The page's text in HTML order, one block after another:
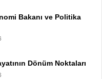
Bakanı ve Politika
Dönüm Noktaları